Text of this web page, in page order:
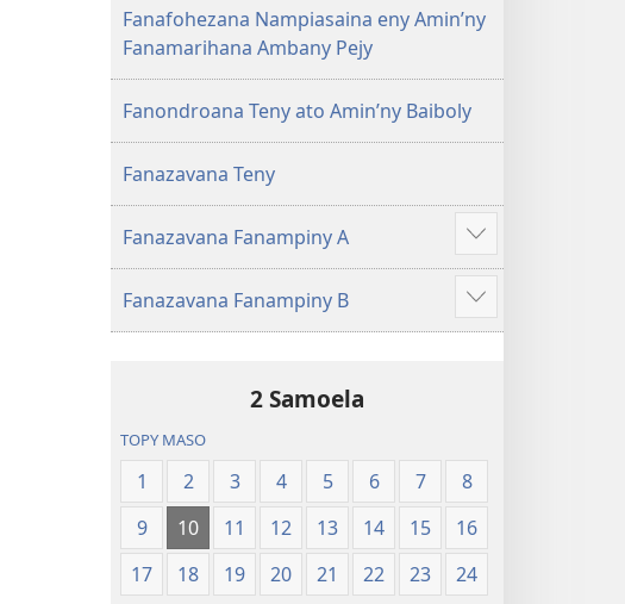
Fanafohezana Nampiasaina eny Amin’ny
Fanamarihana Ambany Pejy
Fanondroana Teny ato Amin’ny Baiboly
Fanazavana Teny
Fanazavana Fanampiny A
Hijery
misimisy
kokoa
Fanazavana Fanampiny B
Hijery
misimisy
2 Samoela
TOPY MASO
1 2 3 4 5 6 7
8
9
10 11 12 13 14 15
16
17
18 19 20 21 22 23 24